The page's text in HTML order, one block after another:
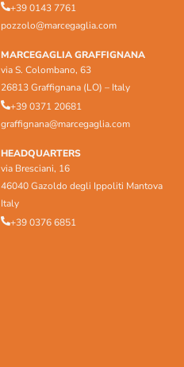
+39 0143 7761
pozzolo@marcegaglia.com
MARCEGAGLIA GRAFFIGNANA
via S. Colombano, 63
26813 Graffignana (LO) – Italy
+39 0371 20681
graffignana@marcegaglia.com
HEADQUARTERS
via Bresciani, 16
46040 Gazoldo degli Ippoliti Mantova
Italy
+39 0376 6851